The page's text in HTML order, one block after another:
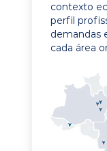
contexto
perfil
demandas
cada área